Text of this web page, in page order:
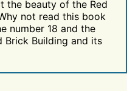
the beauty of the Red
not read this book
number 18 and the
Brick Building and its